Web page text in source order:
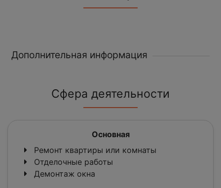
Дополнительная информация
Сфера деятельности
Основная
Ремонт квартиры или комнаты
Отделочные работы
Демонтаж окна